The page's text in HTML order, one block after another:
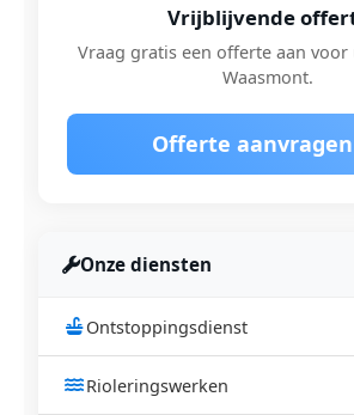
Vrijblijvende
Vraag gratis een offerte aan
Waasmont.
Offerte aanvragen
Onze diensten
Ontstoppingsdienst
Rioleringswerken